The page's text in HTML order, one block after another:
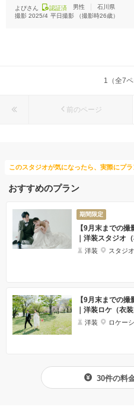
よぴさん 認証済 男性
石川県
撮影 2025/4 平日撮影 （撮影時26歳）
1（全7ペ
前のページ
このスタジオが気になったら、実際にプラ
おすすめのプラン
期間限定
【9月末までの
｜洋装スタジオ
洋装 スタジオ
【9月末までの
｜洋装ロケ（衣
洋装 ロケー
30件の料